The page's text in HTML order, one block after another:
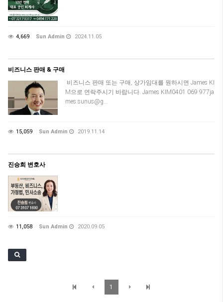
4,669 Sun Admin 2024.11.05
비즈니스 판매 & 구매
비즈니스 판매 또는 구매, 상가임대를 원하시면 James KI
M으로 연락주시기 바랍니다. James KIM0401 069 977ja
mes.sunus@g…
15,059 Sun Admin 2019.11.14
진승희 변호사
11,058 Sun Admin 2020.09.05
1